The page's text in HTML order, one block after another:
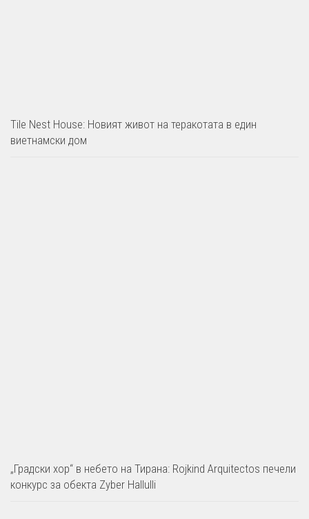
Tile Nest House: Новият живот на теракотата в един
виетнамски дом
„Градски хор“ в небето на Тирана: Rojkind Arquitectos печели
конкурс за обекта Zyber Hallulli